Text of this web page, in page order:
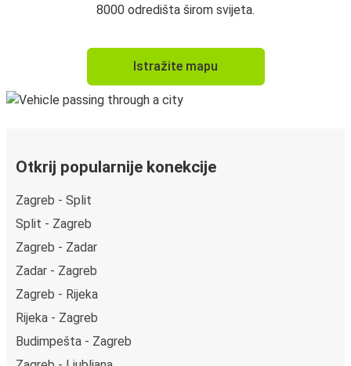
8000 odredišta širom svijeta.
Istražite mapu
Otkrij popularnije konekcije
Zagreb - Split
Split - Zagreb
Zagreb - Zadar
Zadar - Zagreb
Zagreb - Rijeka
Rijeka - Zagreb
Budimpešta - Zagreb